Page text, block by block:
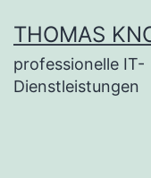
Inhalt
springen
THOMAS
professionelle IT-
Dienstleistungen